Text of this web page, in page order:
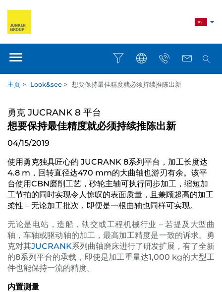
主页 > Look&see > 想要保持最佳精度就必须持续推陈出新
勇克 JUCRANK 8 平台
想要保持最佳精度就必须持续推陈出新
04/15/2019
使用勇克独具匠心的 JUCRANK 8系列平台，加工长度达
4.8 m，回转直径达470 mm的大曲轴也游刃有余。该平
台使用CBN磨削工艺，砂轮主轴可执行同步加工，缩短加
工节拍的同时实现令人惊叹的表面质量，且兼顾超高的加工
柔性 – 无论加工批次，即便是一根曲轴也同样可实现。
无论是电站，造船，轨交或工程机械行业 – 若提及大型曲
轴，车轴或驱动轴的加工，最高加工精度是一致的诉求。勇
克对其JUCRANK系列曲轴磨床进行了研发扩展，有了全新
的8系列平台的承载，即使是加工重量达1,000 kg的大型工
件也能保持一流的精度。
内置测量